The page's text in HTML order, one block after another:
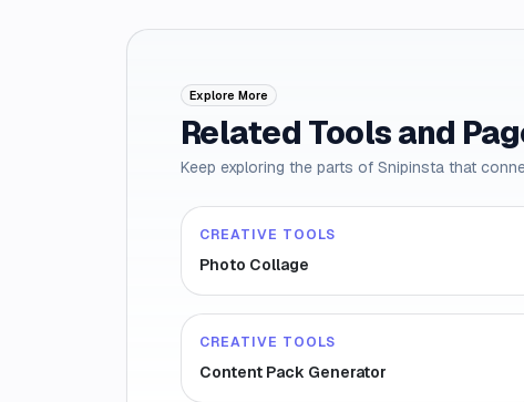
Explore More
Related Tools and
Keep exploring the parts of Snipinsta that
CREATIVE TOOLS
Photo Collage
CREATIVE TOOLS
Content Pack Generator